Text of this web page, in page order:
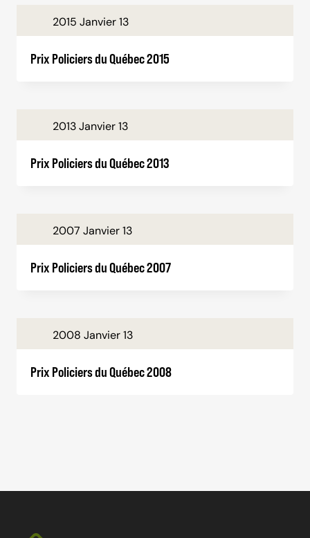
2015 Janvier 13
Prix Policiers du Québec 2015
2013 Janvier 13
Prix Policiers du Québec 2013
2007 Janvier 13
Prix Policiers du Québec 2007
2008 Janvier 13
Prix Policiers du Québec 2008